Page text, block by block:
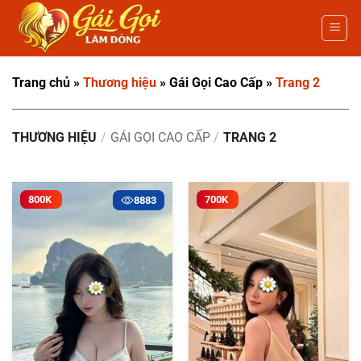
qua
Trang chủ » Thương hiệu » Gái Gọi Cao Cấp » Trang 2
THƯƠNG HIỆU / GÁI GỌI CAO CẤP / TRANG 2
8883
800K 700K